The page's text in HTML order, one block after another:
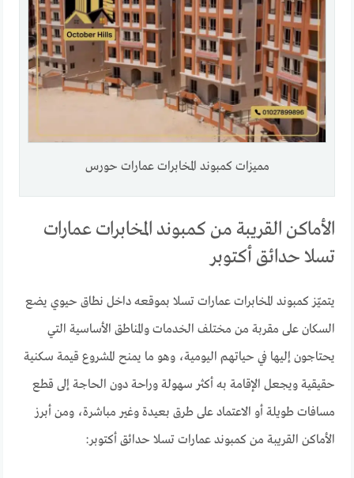
مميزات كمبوند المخابرات عمارات حورس
الأماكن القريبة من كمبوند المخابرات عمارات
تسلا حدائق أكتوبر
يتميّز كمبوند المخابرات عمارات تسلا بموقعه داخل نطاق حيوي يضع
السكان على مقربة من مختلف الخدمات والمناطق الأساسية التي
يحتاجون إليها في حياتهم اليومية، وهو ما يمنح المشروع قيمة سكنية
حقيقية ويجعل الإقامة به أكثر سهولة وراحة دون الحاجة إلى قطع
مسافات طويلة أو الاعتماد على طرق بعيدة وغير مباشرة، ومن أبرز
الأماكن القريبة من كمبوند عمارات تسلا حدائق أكتوبر: